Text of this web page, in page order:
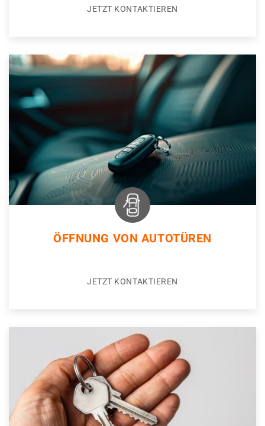
JETZT KONTAKTIEREN
ÖFFNUNG VON AUTOTÜREN
JETZT KONTAKTIEREN